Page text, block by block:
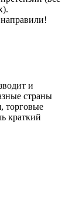
и
страны
торговые
краткий